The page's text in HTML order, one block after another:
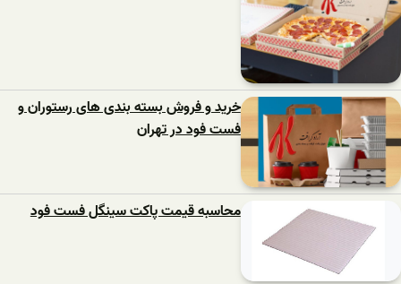
خرید و فروش بسته بندی های رستوران و
فست فود در تهران
محاسبه قیمت پاکت سینگل فست فود